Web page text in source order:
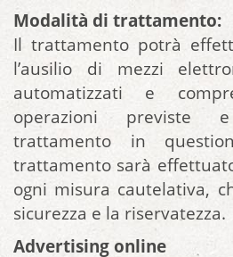
Modalità di trattamento:
Il trattamento potrà
l’ausilio di mezzi
automatizzati e
operazioni previste
trattamento in
trattamento sarà
ogni misura cautelativa,
sicurezza e la riservatezza.
Advertising online